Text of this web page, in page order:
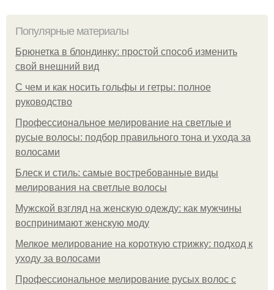
Популярные материалы
Брюнетка в блондинку: простой способ изменить
свой внешний вид
С чем и как носить гольфы и гетры: полное
руководство
Профессиональное мелирование на светлые и
русые волосы: подбор правильного тона и ухода за
волосами
Блеск и стиль: самые востребованные виды
мелирования на светлые волосы
Мужской взгляд на женскую одежду: как мужчины
воспринимают женскую моду
Мелкое мелирование на короткую стрижку: подход к
уходу за волосами
Профессиональное мелирование русых волос с